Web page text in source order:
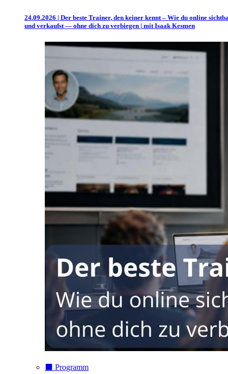
24.09.2026 | Der beste Trainer, den keiner kennt – Wie du online
und verkaufst — ohne dich zu verbiegen | mit Isaak Kesmen
⬛️ Programm